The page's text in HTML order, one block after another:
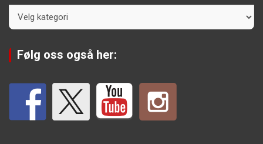
Følg oss også her: